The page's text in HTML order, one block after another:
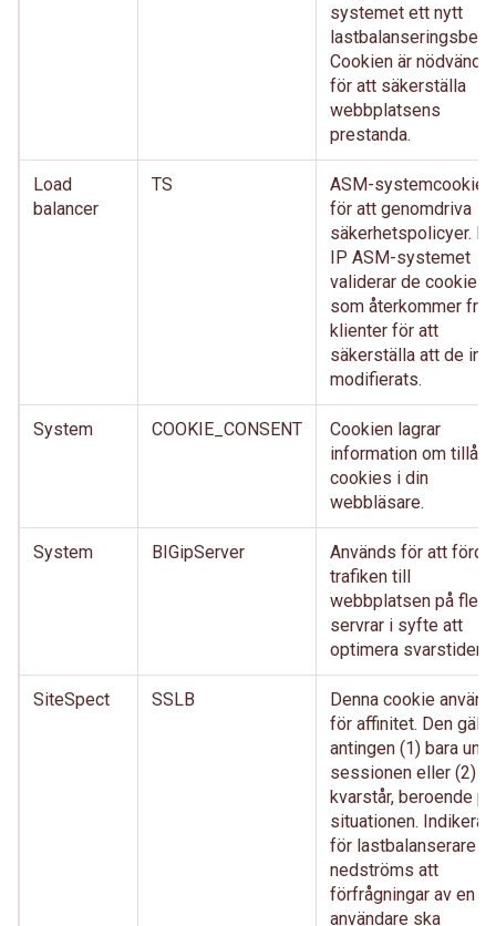
systemet ett nytt
Cookien är nödvändig
för att säkerställa
webbplatsens
prestanda.
Load
balancer
TS
ASM-systemcookie
för att genomdriva
säkerhetspolicyer.
IP ASM-systemet
validerar de cookies
som återkommer från
klienter för att
säkerställa att de inte
modifierats.
System COOKIE_CONSENT
Cookien lagrar
information om
cookies i din
webbläsare.
System BIGipServer
Används för att
trafiken till
webbplatsen på flera
servrar i syfte att
optimera
SiteSpect SSLB
Denna cookie
för affinitet. Den
antingen (1) bara
sessionen eller (2)
kvarstår, beroende på
situationen. Indikerar
för lastbalanserare
nedströms att
förfrågningar av en
användare ska